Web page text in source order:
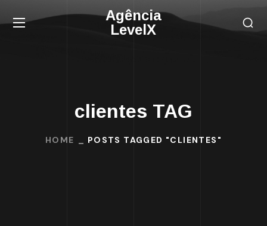
Agência
LevelX
clientes TAG
HOME POSTS TAGGED "CLIENTES"